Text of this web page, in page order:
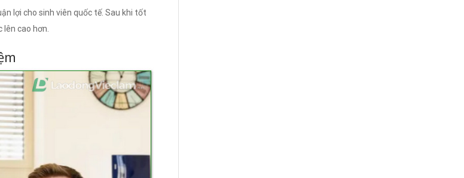
lợi cho sinh viên quốc tế. Sau khi tốt
cao hơn.